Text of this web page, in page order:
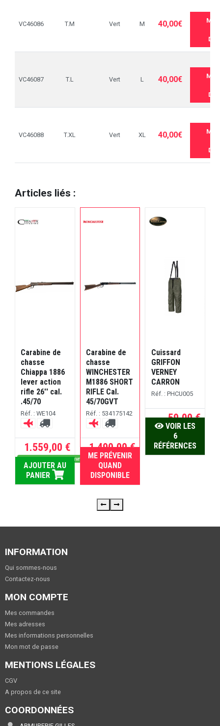
VC46086 T.M Vert M 40,00€
ME
VC46087 T.L Vert L 40,00€
ME
VC46088 T.XL Vert XL 40,00€
ME
Articles liés :
Carabine de
chasse
Chiappa 1886
lever action
rifle 26'' cal.
.45/70
Réf. : WE104
1.559,00 €
Dispo sous 5 jours ouvrés
AJOUTER AU
PANIER
Carabine de
chasse
WINCHESTER
M1886 SHORT
RIFLE Cal.
45/70GVT
Réf. : 534175142
1.490,00 €
RUPTURE
ME PRÉVENIR
QUAND
DISPONIBLE
Cuissard
GRIFFON
VERNEY
CARRON
Réf. : PHCU005
59,00 €
VOIR LES
6
RÉFÉRENCES
INFORMATION
Qui sommes-nous
Contactez-nous
MON COMPTE
Mes commandes
Mes adresses
Mes informations personnelles
Mon mot de passe
MENTIONS LÉGALES
CGV
A propos de ce site
COORDONNÉES